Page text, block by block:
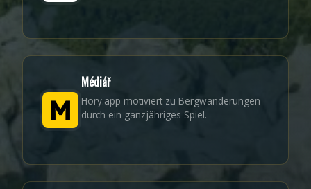
Médiář
Hory.app motiviert zu Bergwanderungen
durch ein ganzjähriges Spiel.